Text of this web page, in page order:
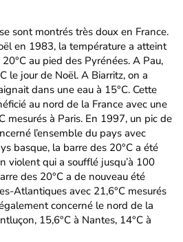
sont montrés très doux en France.
en 1983, la température a atteint
au pied des Pyrénées. A Pau,
le jour de Noël. A Biarritz, on a
dans une eau à 15°C. Cette
au nord de la France avec une
mesurés à Paris. En 1997, un pic de
l’ensemble du pays avec
basque, la barre des 20°C a été
violent qui a soufflé jusqu’à 100
des 20°C a de nouveau été
Atlantiques avec 21,6°C mesurés
concerné le nord de la
15,6°C à Nantes, 14°C à